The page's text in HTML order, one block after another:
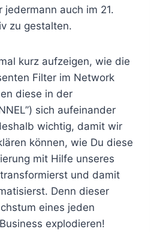
auch im 21.
zu gestalten.
kurz aufzeigen, wie die
Filter im Network
diese in der
sich aufeinander
wichtig, damit wir
können, wie Du diese
mit Hilfe unseres
und damit
Denn dieser
eines jeden
explodieren!